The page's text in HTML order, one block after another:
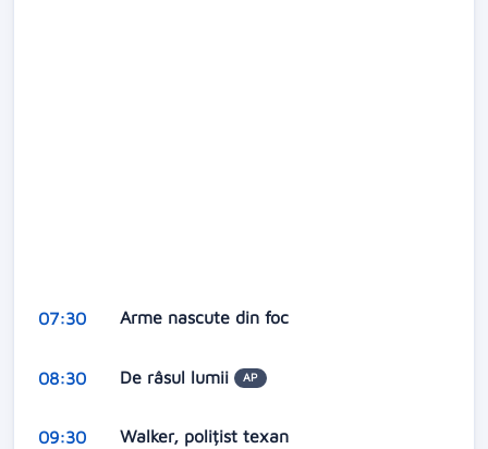
07:30 Arme nascute din foc
08:30 De râsul lumii AP
09:30 Walker, polițist texan